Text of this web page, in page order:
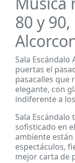
80 y
Sala
puertas el
pasacalles que
elegante, con
indiferente a
Sala
sofisticado en
ambiente están
espectáculos,
mejor carta de